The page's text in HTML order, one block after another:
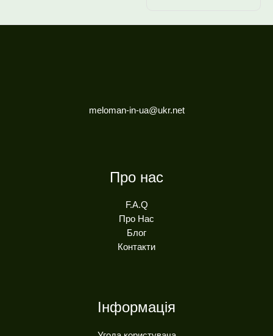
meloman-in-ua@ukr.net
Про нас
F.A.Q
Про Нас
Блог
Контакти
Інформація